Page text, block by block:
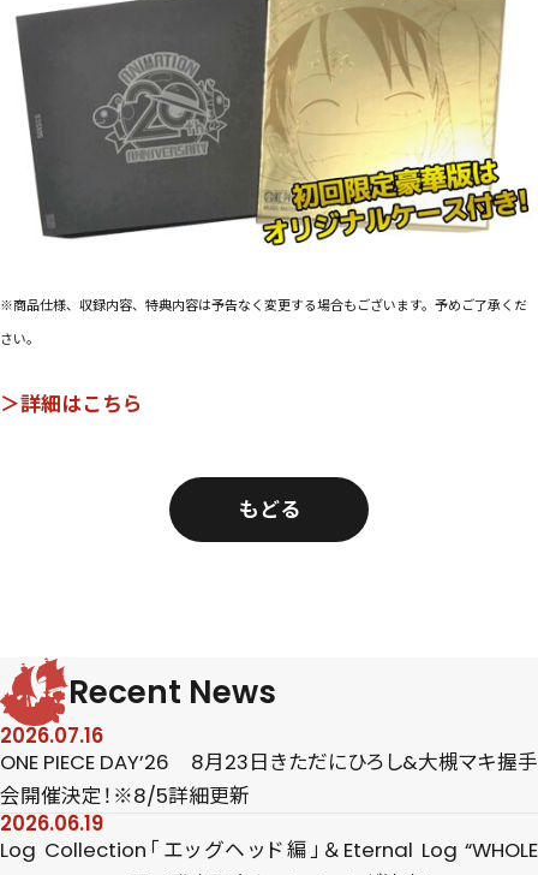
※商品仕様、収録内容、特典内容は予告なく変更する場合もございます。予めご了承くだ
さい。
＞詳細はこちら
もどる
Recent News
2026.07.16
ONE PIECE DAY’26 8月23日きただにひろし&大槻マキ握手
会開催決定！※8/5詳細更新
2026.06.19
Log Collection「エッグヘッド編」＆Eternal Log “WHOLE